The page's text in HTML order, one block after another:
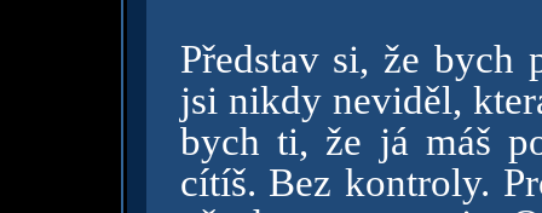
Představ si, že bych
jsi nikdy neviděl,
bych ti, že já máš
cítíš. Bez kontroly.